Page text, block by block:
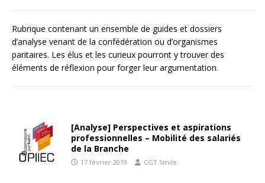
Rubrique contenant un ensemble de guides et dossiers
d’analyse venant de la confédération ou d’organismes
paritaires. Les élus et les curieux pourront y trouver des
éléments de réflexion pour forger leur argumentation.
[Analyse] Perspectives et aspirations
professionnelles – Mobilité des salariés
de la Branche
17 février 2019 CGT Smile